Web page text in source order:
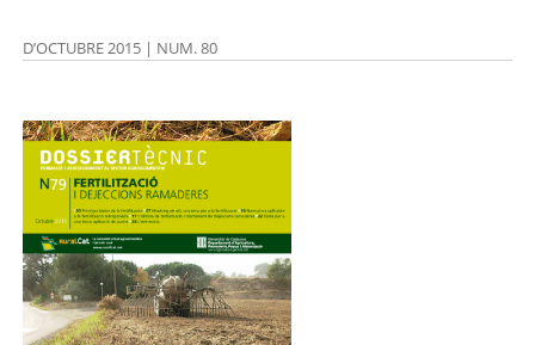
D’OCTUBRE 2015 | NUM. 80